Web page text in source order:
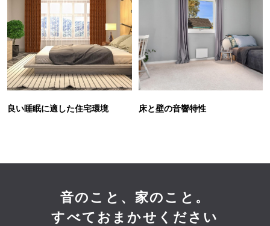
良い睡眠に適した住宅環境 床と壁の音響特性
音のこと、家のこと。
すべておまかせください